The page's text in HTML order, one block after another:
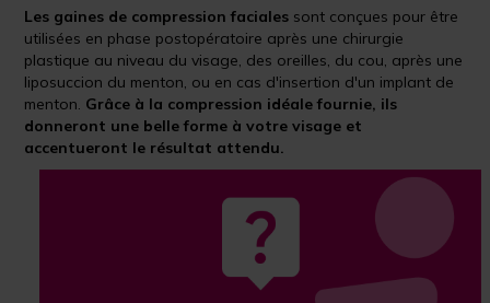
Les gaines de compression faciales sont conçues pour être
utilisées en phase postopératoire après une chirurgie
plastique au niveau du visage, des oreilles, du cou, après une
liposuccion du menton, ou en cas d'insertion d'un implant de
menton. Grâce à la compression idéale fournie, ils
donneront une belle forme à votre visage et
accentueront le résultat attendu.